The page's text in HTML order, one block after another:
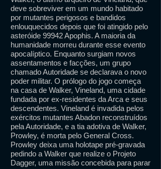
deve sobreviver em um mundo habitado
por mutantes perigosos e bandidos
enlouquecidos depois que foi atingido pelo
asteróide 99942 Apophis. A maioria da
humanidade morreu durante esse evento
apocalíptico. Enquanto surgiam novos
assentamentos e facções, um grupo
chamado Autoridade se declarava o novo
poder militar. O prólogo do jogo começa
na casa de Walker, Vineland, uma cidade
fundada por ex-residentes da Arca e seus
descendentes. Vineland é invadida pelos
exércitos mutantes Abadon reconstruídos
pela Autoridade, e a tia adotiva de Walker,
Prowley, é morta pelo General Cross.
Prowley deixa uma holotape pré-gravada
pedindo a Walker que realize o Projeto
Dagger, uma missão concebida para parar